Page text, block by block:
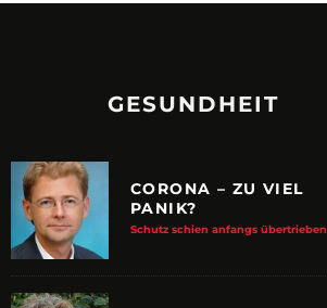
GESUNDHEIT
CORONA – ZU VIEL
PANIK?
Schutz schien anfangs übertrieben